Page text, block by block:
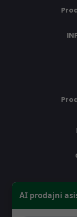
AI prodajni